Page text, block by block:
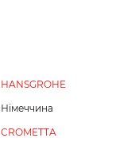
HANSGROHE
Німеччина
CROMETTA